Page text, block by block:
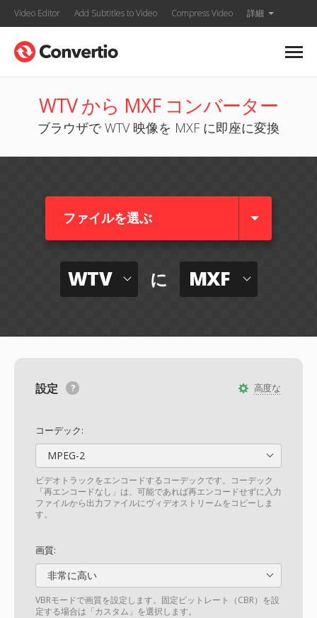
Video Editor Add Subtitles to Video Compress Video 詳細
WTV から MXF コンバーター
ブラウザで WTV 映像を MXF に即座に変換
ファイルを選ぶ
WTV に MXF
高度な
設定
コーデック:
MPEG-2
ビデオトラックをエンコードするコーデックです。コーデック
「再エンコードなし」は、可能であれば再エンコードせずに入力
ファイルから出力ファイルにヴィデオストリームをコピーしま
す。
画質:
非常に高い
VBRモードで画質を設定します。固定ビットレート（CBR）を設
定する場合は「カスタム」を選択します。